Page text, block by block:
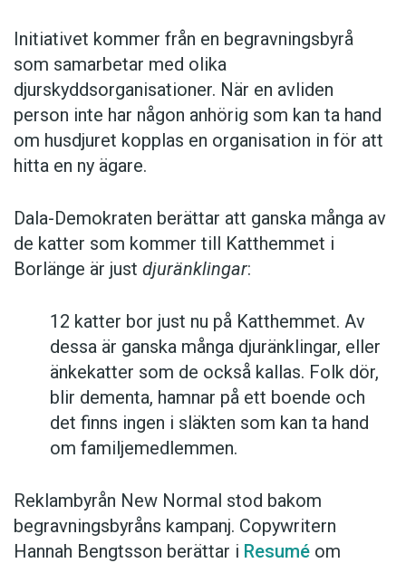
Initiativet kommer från en begravningsbyrå
som samarbetar med olika
djurskyddsorganisationer. När en avliden
person inte har någon anhörig som kan ta hand
om husdjuret kopplas en organisation in för att
hitta en ny ägare.
Dala-Demokraten berättar att ganska många av
de katter som kommer till Katthemmet i
Borlänge är just djuränklingar:
12 katter bor just nu på Katthemmet. Av
dessa är ganska många djuränklingar, eller
änkekatter som de också kallas. Folk dör,
blir dementa, hamnar på ett boende och
det finns ingen i släkten som kan ta hand
om familjemedlemmen.
Reklambyrån New Normal stod bakom
begravningsbyråns kampanj. Copywritern
Hannah Bengtsson berättar i Resumé om